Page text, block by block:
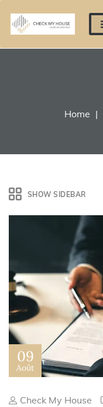
Home
SHOW SIDEBAR
09
Août
Check My House